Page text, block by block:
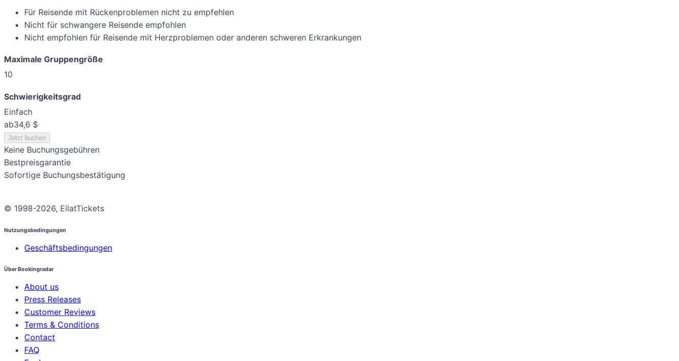
Für Reisende mit Rückenproblemen nicht zu empfehlen
Nicht für schwangere Reisende empfohlen
Nicht empfohlen für Reisende mit Herzproblemen oder anderen schweren Erkrankungen
Maximale Gruppengröße
10
Schwierigkeitsgrad
Einfach
ab34,6 $
Jetzt buchen
Keine Buchungsgebühren
Bestpreisgarantie
Sofortige Buchungsbestätigung
© 1998-2026, EilatTickets
Nutzungsbedingungen
Geschäftsbedingungen
Über Bookingradar
About us
Press Releases
Customer Reviews
Terms & Conditions
Contact
FAQ